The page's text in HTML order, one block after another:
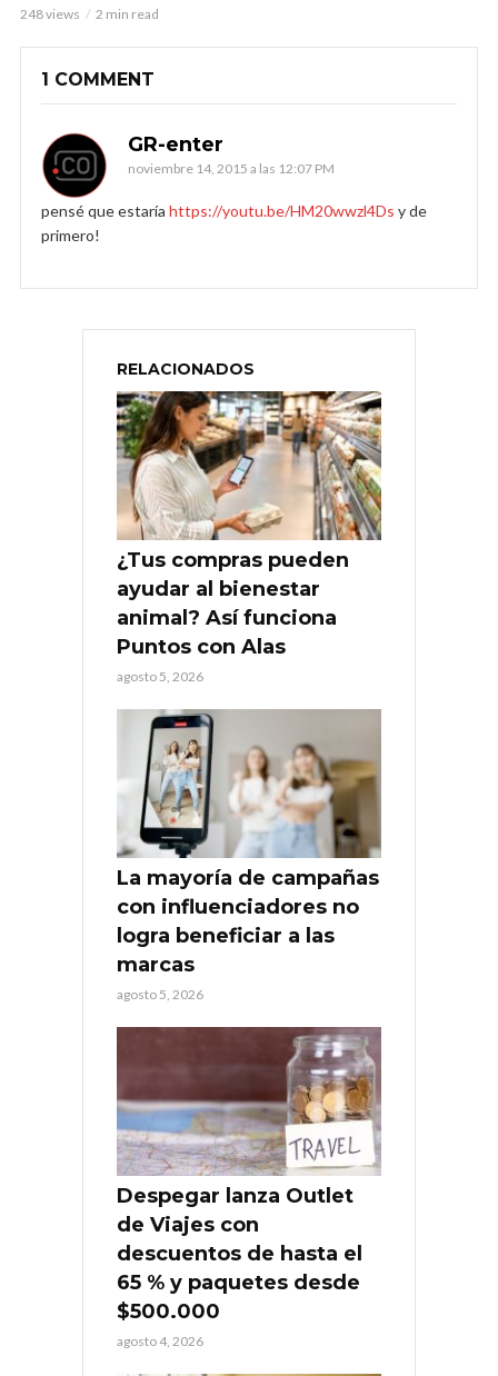
248 views 2 min read
1 COMMENT
GR-enter
noviembre 14, 2015 a las 12:07 PM
pensé que estaría https://youtu.be/HM20wwzl4Ds y de
primero!
RELACIONADOS
¿Tus compras pueden
ayudar al bienestar
animal? Así funciona
Puntos con Alas
agosto 5, 2026
La mayoría de campañas
con influenciadores no
logra beneficiar a las
marcas
agosto 5, 2026
Despegar lanza Outlet
de Viajes con
descuentos de hasta el
65 % y paquetes desde
$500.000
agosto 4, 2026